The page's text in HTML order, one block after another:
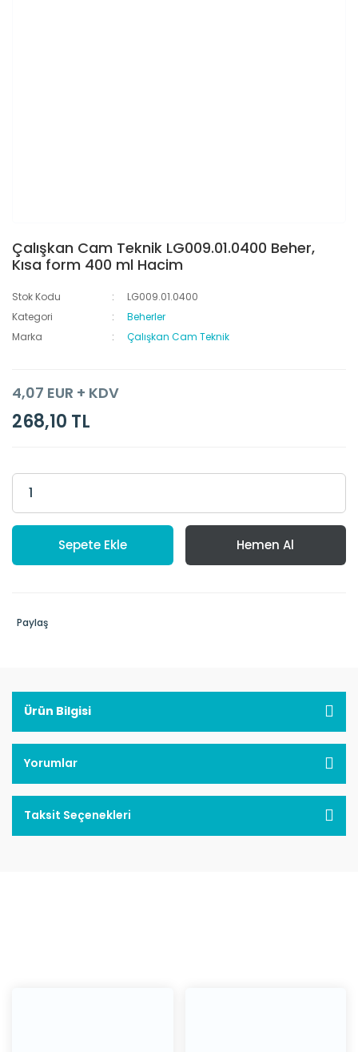
Çalışkan Cam Teknik LG009.01.0400 Beher,
Kısa form 400 ml Hacim
Stok Kodu
LG009.01.0400
Kategori
Beherler
Marka
Çalışkan Cam Teknik
4,07 EUR + KDV
268,10 TL
Sepete Ekle Hemen Al
Paylaş
Ürün Bilgisi
Yorumlar
Taksit Seçenekleri